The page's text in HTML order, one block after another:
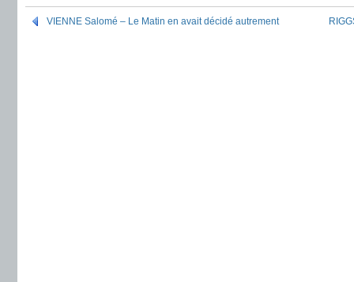
VIENNE Salomé – Le Matin en avait décidé autrement